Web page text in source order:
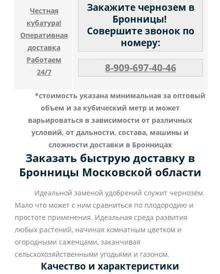
Честная
кубатура!
Оперативная
доставка
Работаем
24/7
Закажите чернозем в
Бронницы!
Совершите звонок по
номеру:
8-909-697-40-46
*стоимость указана минимальная за оптовый
объем и за кубический метр и может
варьироваться в зависимости от различных
условий, от дальности, состава, машины и
сложности доставки в Бронницах
Заказать быструю доставку в
Бронницы Московской области
Идеальной заменой удобрений служит чернозём.
Мало что может с ним сравниться по плодородию и
простоте применения. Идеальная среда развития
любых растений, начиная комнатным цветком и
огородными саженцами, заканчивая
сельскохозяйственными угодьями и газоном.
Качество и характеристики